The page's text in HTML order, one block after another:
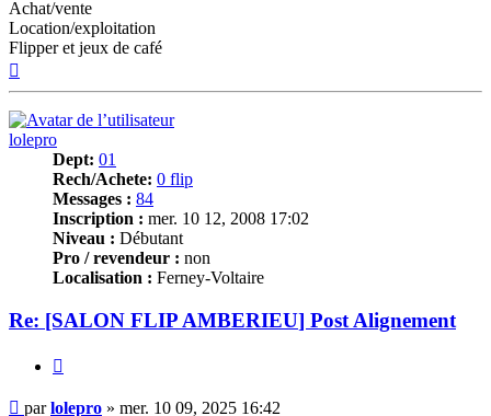
Achat/vente
Location/exploitation
Flipper et jeux de café
lolepro
Dept: 01
Rech/Achete: 0 flip
Messages : 84
Inscription : mer. 10 12, 2008 17:02
Niveau : Débutant
Pro / revendeur : non
Localisation : Ferney-Voltaire
Re: [SALON FLIP AMBERIEU] Post Alignement
Message
parlolepro » mer. 10 09, 2025 16:42